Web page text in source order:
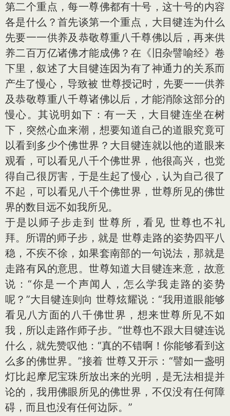
第二个重点，每一尊佛都有十号，这十号的内容
各是什么？首先谈第一个重点，大目犍连为什么
先要一一供养及恭敬尊重八千尊佛以后，再来供
养二百万亿诸佛才能成佛？在《旧杂譬喻经》卷
下里，叙述了大目犍连因为有了神通力的关系而
产生了慢心，导致被 世尊授记时，先要一一供养
及恭敬尊重八千尊诸佛以后，才能消除这部分的
慢心。其说明如下：有一天，大目犍连坐在树
下，突然心血来潮，想要知道自己的道眼究竟可
以看到多少个佛世界？大目犍连就以他的道眼来
观看，可以看见八千个佛世界，他很高兴，也觉
得自己很厉害，于是生起了慢心，认为自己很了
不起，可以看见八千个佛世界，世尊所见的佛世
界的数目远不如我所见。
于是以师子步走到 世尊所，看见 世尊也不礼
拜。所谓的师子步，就是 世尊走路的姿势四平八
稳，不疾不徐，如果套南部的一句说法，那就是
走路有风的意思。世尊知道大目犍连来意，故意
说：“你是一个声闻人，怎么学我走路的姿势
呢？”大目犍连则向 世尊炫耀说：“我用道眼能够
看见八方面的八千佛世界，想来世尊所见不如
我，所以走路作师子步。”世尊也不跟大目犍连说
什么，就先赞叹他：“真的不错啊！你能够看到这
么多的佛世界。”接着 世尊又开示：“譬如一盏明
灯比起摩尼宝珠所放出来的光明，是无法相提并
论的，我用佛眼所见的佛世界，不仅没有任何障
碍，而且也没有任何边际。”